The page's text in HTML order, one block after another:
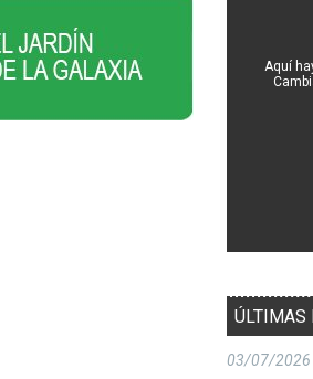
Aquí
ÚLTIMAS
03/07/2026